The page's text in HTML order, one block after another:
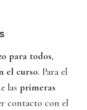
para todos,
el curso. Para el
las primeras
contacto con el